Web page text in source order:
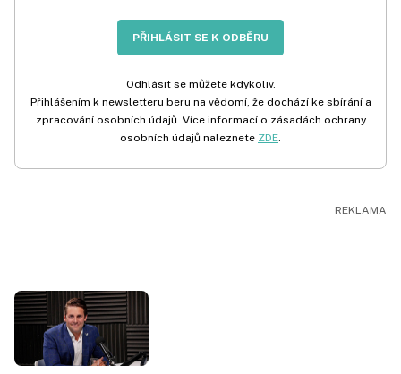
PŘIHLÁSIT SE K ODBĚRU
Odhlásit se můžete kdykoliv.
Přihlášením k newsletteru beru na vědomí, že dochází ke sbírání a
zpracování osobních údajů. Více informací o zásadách ochrany
osobních údajů naleznete ZDE